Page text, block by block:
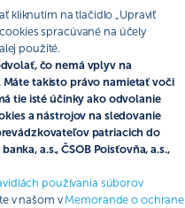
kliknutím na tlačidlo „Upraviť
spracúvané na účely
použité.
čo nemá vplyv na
takisto právo namietať voči
tie isté účinky ako odvolanie
a nástrojov na sledovanie
patriacich do
a.s., ČSOB Poisťovňa, a.s.,
používania súborov
v našom vMemorande o ochrane
účtu